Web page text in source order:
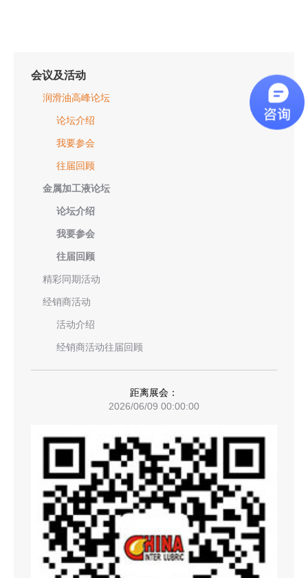
会议及活动
润滑油高峰论坛
论坛介绍
我要参会
往届回顾
金属加工液论坛
论坛介绍
我要参会
往届回顾
精彩同期活动
经销商活动
活动介绍
经销商活动往届回顾
距离展会：
2026/06/09 00:00:00